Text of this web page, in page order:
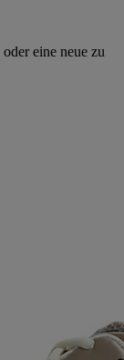
eine neue zu